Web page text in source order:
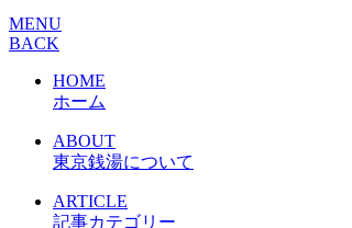
MENU
BACK
HOME
ホーム
ABOUT
東京銭湯について
ARTICLE
記事カテゴリー